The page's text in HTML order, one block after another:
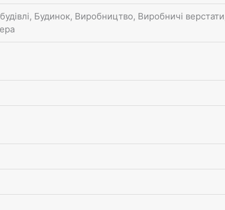
будівлі, Будинок, Виробництво, Виробничі